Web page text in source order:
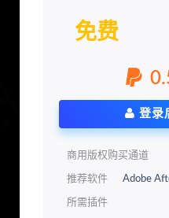
免费
登录
商用版权购买通道
推荐软件 Adobe
所需插件